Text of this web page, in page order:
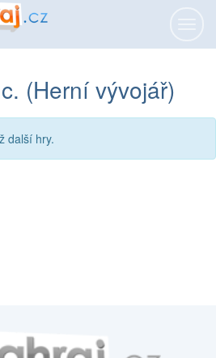
(Herní vývojář)
další hry.